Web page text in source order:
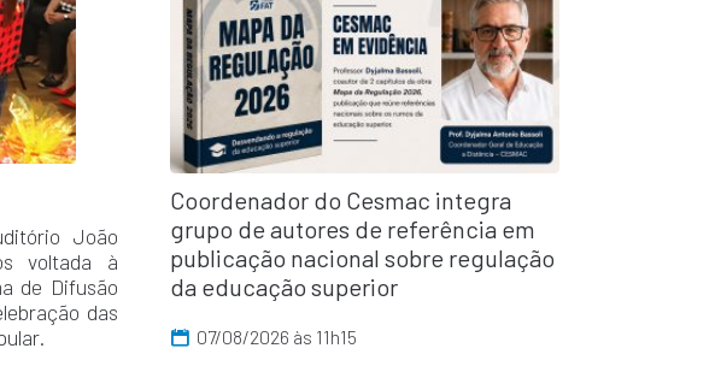
João
voltada à
de Difusão
das
Coordenador do Cesmac integra
grupo de autores de referência em
publicação nacional sobre regulação
da educação superior
07/08/2026 às 11h15